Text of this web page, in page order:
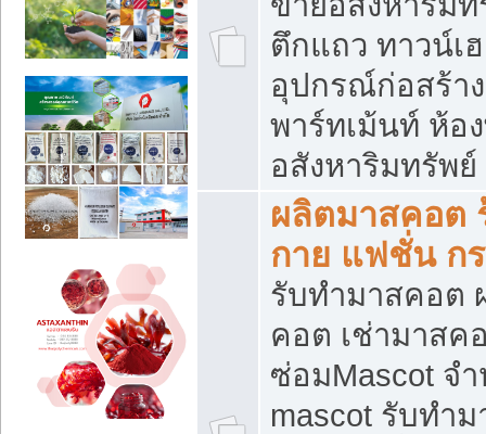
ตึกแถว ทาวน์เ
อุปกรณ์ก่อสร้า
พาร์ทเม้นท์ ห้อ
อสังหาริมทรัพ
ผลิตมาสคอต
กาย แฟชั่น กร
รับทำมาสคอต
คอต เช่ามาสค
ซ่อมMascot จ
mascot รับทำ